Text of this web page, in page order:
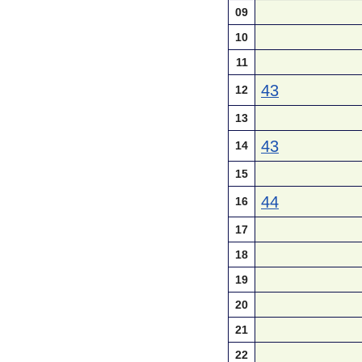
09
10
11
12 43
13
14 43
15
16 44
17
18
19
20
21
22